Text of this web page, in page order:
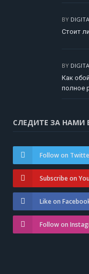
BY
Стоит
BY
Как
полное
СЛЕДИТЕ ЗА НАМИ
Follow on
Subscribe on
Like on
Follow on